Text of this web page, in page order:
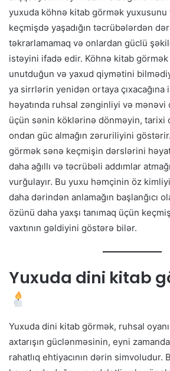
yuxuda köhnə kitab görmək yuxusunu
keçmişdə yaşadığın təcrübələrdən
təkrarlamamaq və onlardan güclü
istəyini ifadə edir. Köhnə kitab
unutduğun və yaxud qiymətini
ya sirrlərin yenidən ortaya çıxacağına
həyatında ruhsal zənginliyi və mənəvi
üçün sənin köklərinə dönməyin, tarixi
ondan güc almağın zəruriliyini
görmək sənə keçmişin dərslərini
daha ağıllı və təcrübəli addımlar
vurğulayır. Bu yuxu həmçinin öz
daha dərindən anlamağın başlanğıcı
özünü daha yaxşı tanımaq üçün
vaxtının gəldiyini göstərə bilər.
Yuxuda dini kitab
Yuxuda dini kitab görmək, ruhsal
axtarışın güclənməsinin, eyni
rahatlıq ehtiyacının dərin simvoludur.